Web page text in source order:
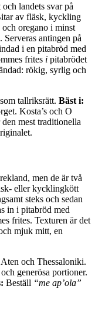
landets svar på
av fläsk, kyckling
oregano i minst
antingen på
i en pitabröd med
frites i pitabrödet
rökig, syrlig och
tallriksrätt. Bäst i:
Kosta’s och O
mest traditionella
men de är två
eller kycklingkött
steks och sedan
in i pitabröd med
frites. Texturen är det
mjuk mitt, en
Aten och Thessaloniki.
generösa portioner.
Beställ “me ap’ola”